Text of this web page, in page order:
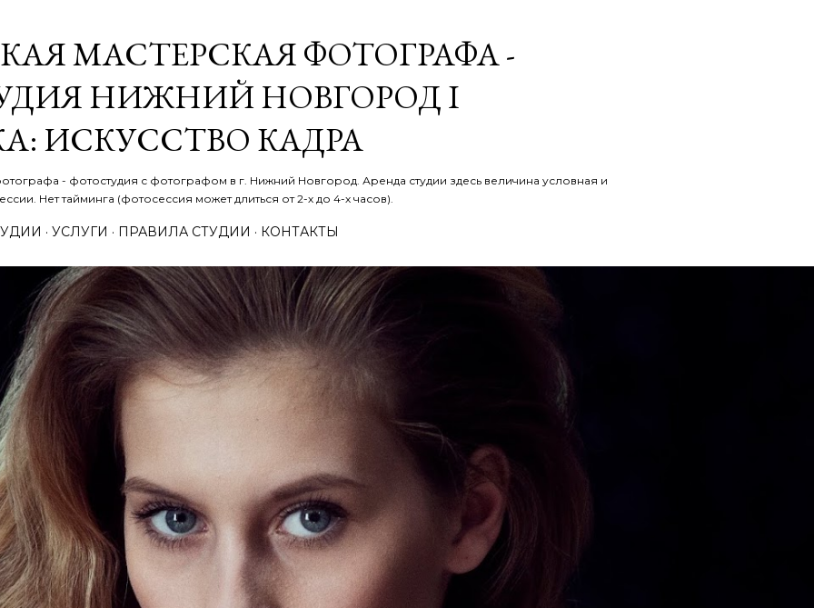
МАСТЕРСКАЯ ФОТОГРАФА -
НИЖНИЙ НОВГОРОД I
ИСКУССТВО КАДРА
- фотостудия с фотографом в г. Нижний Новгород. Аренда студии здесь величина условная и
Нет тайминга (фотосессия может длиться от 2-х до 4-х часов).
УСЛУГИ ПРАВИЛА СТУДИИ КОНТАКТЫ